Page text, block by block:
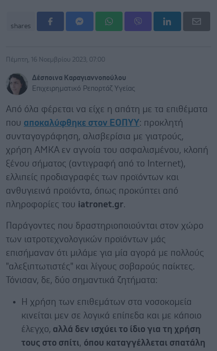
shares
Πέμπτη, 16 Νοεμβρίου 2023, 07:00
Δέσποινα Καραγιαννοπούλου
Επιχειρηματικό Ρεπορτάζ Υγείας
Από όλα φέρεται να είχε η απάτη με τα επιθέματα
που αποκαλύφθηκε στον ΕΟΠΥΥ: προκλητή
συνταγογράφηση, αλισβερίσια με γιατρούς,
χρήση ΑΜΚΑ εν αγνοία του ασφαλισμένου, κλοπή
ξένου σήματος (αντιγραφή από το Internet),
ελλιπείς προδιαγραφές των προϊόντων και
ανθυγιεινά προϊόντα, όπως προκύπτει από
πληροφορίες του iatronet.gr.
Παράγοντες που δραστηριοποιούνται στον χώρο
των ιατροτεχνολογικών προϊόντων μάς
επισήμαναν ότι μιλάμε για μία αγορά με πολλούς
"αλεξιπτωτιστές" και λίγους σοβαρούς παίκτες.
Τόνισαν, δε, δύο σημαντικά ζητήματα:
Η χρήση των επιθεμάτων στα νοσοκομεία
κινείται μεν σε λογικά επίπεδα και με κάποιο
έλεγχο, αλλά δεν ισχύει το ίδιο για τη χρήση
τους στο σπίτι, όπου καταγγέλλεται σπατάλη